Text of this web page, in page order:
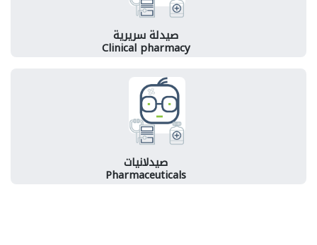
صيدلة سريرية
Clinical pharmacy
صيدلانيات
Pharmaceuticals